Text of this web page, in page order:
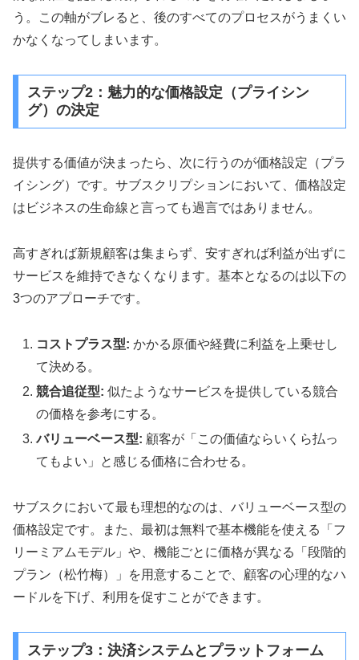
う。この軸がブレると、後のすべてのプロセスがうまくい
かなくなってしまいます。
ステップ2：魅力的な価格設定（プライシン
グ）の決定
提供する価値が決まったら、次に行うのが価格設定（プラ
イシング）です。サブスクリプションにおいて、価格設定
はビジネスの生命線と言っても過言ではありません。
高すぎれば新規顧客は集まらず、安すぎれば利益が出ずに
サービスを維持できなくなります。基本となるのは以下の
3つのアプローチです。
コストプラス型: かかる原価や経費に利益を上乗せし
て決める。
競合追従型: 似たようなサービスを提供している競合
の価格を参考にする。
バリューベース型: 顧客が「この価値ならいくら払っ
てもよい」と感じる価格に合わせる。
サブスクにおいて最も理想的なのは、バリューベース型の
価格設定です。また、最初は無料で基本機能を使える「フ
リーミアムモデル」や、機能ごとに価格が異なる「段階的
プラン（松竹梅）」を用意することで、顧客の心理的なハ
ードルを下げ、利用を促すことができます。
ステップ3：決済システムとプラットフォーム